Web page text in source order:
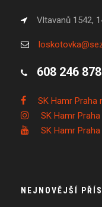
Vltavanů 1542,
608 246 878
SK Hamr Praha
SK Hamr
SK Hamr
NEJNOVĚJŠÍ